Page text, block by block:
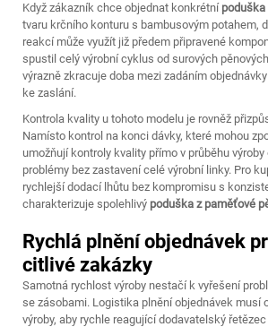
Když zákazník chce objednat konkrétní
tvaru krčního konturu s bambusovým potahem,
reakcí může využít již předem připravené
spustil celý výrobní cyklus od surových
výrazně zkracuje doba mezi zadáním
ke zaslání.
Kontrola kvality u tohoto modelu je rovněž
Namísto kontrol na konci dávky, které mohou
umožňují kontroly kvality přímo v průběhu
problémy bez zastavení celé výrobní linky. Pro
rychlejší dodací lhůtu bez kompromisu s
charakterizuje spolehlivý poduška z paměťové
Rychlá plnění objednávek
citlivé zakázky
Samotná rychlost výroby nestačí k vyřešení
se zásobami. Logistika plnění objednávek musí
výroby, aby rychle reagující dodavatelský